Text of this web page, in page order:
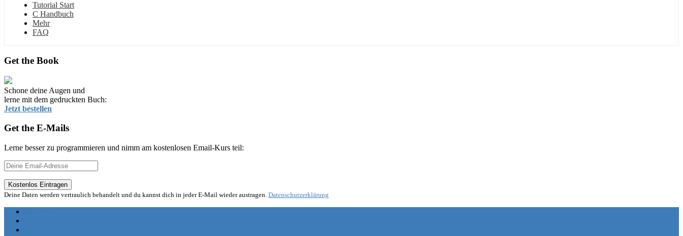
Tutorial Start
C Handbuch
Mehr
FAQ
Get the Book
Schone deine Augen und
lerne mit dem gedruckten Buch:
Jetzt bestellen
Get the E-Mails
Lerne besser zu programmieren und nimm am kostenlosen Email-Kurs teil:
Deine Daten werden vertraulich behandelt und du kannst dich in jeder E-Mail wieder austragen. Datenschutzerklärung